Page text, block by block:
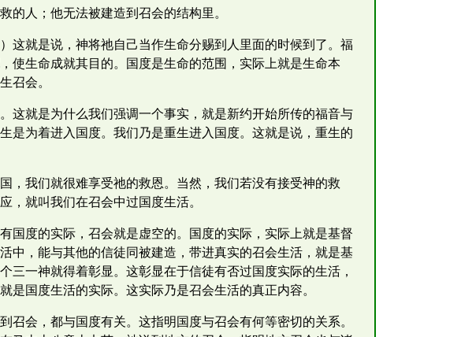
的人；他无法被建造到召会的结构里。
这就是说，神将祂自己当作生命分赐到人里面的时候到了。福
使生命成就其目的。国度是生命的范围，实际上就是生命本
召会。
这就是为什么我们强调一个事实，就是新约开始所传的福音与
是为着进入国度。我们乃是重生进入国度。这就是说，重生的
，我们就很难享受祂的救恩。当然，我们若没有接受神的救
，就叫我们在召会中过国度生活。
国度的实际，召会就是虚空的。国度的实际，实际上就是基督
中，能与其他的信徒同被建造，带进真实的召会生活，就是基
一神就得着彰显。这彰显在于信徒有否过国度实际的生活，
国度生活的实际。这实际乃是召会生活的真正内容。
会，都与国度有关。这指明国度与召会有何等密切的关系。